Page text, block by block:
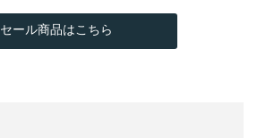
セール商品はこちら